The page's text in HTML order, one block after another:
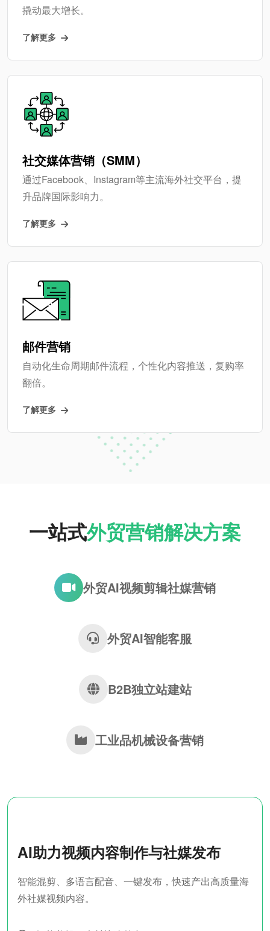
撬动最大增长。
了解更多
社交媒体营销（SMM）
通过Facebook、Instagram等主流海外社交平台，提
升品牌国际影响力。
了解更多
邮件营销
自动化生命周期邮件流程，个性化内容推送，复购率
翻倍。
了解更多
一站式外贸营销解决方案
外贸AI视频剪辑社媒营销
外贸AI智能客服
B2B独立站建站
工业品机械设备营销
AI助力视频内容制作与社媒发布
智能混剪、多语言配音、一键发布，快速产出高质量海
外社媒视频内容。